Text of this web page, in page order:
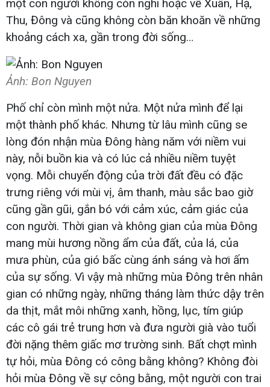
một con người không còn nghi hoặc về Xuân, Hạ,
Thu, Đông và cũng không còn băn khoăn về những
khoảng cách xa, gần trong đời sống…
Ảnh: Bon Nguyen
Phố chỉ còn mình một nửa. Một nửa mình để lại
một thành phố khác. Nhưng từ lâu mình cũng se
lòng đón nhận mùa Đông hàng năm với niềm vui
này, nỗi buồn kia và có lúc cả nhiều niềm tuyệt
vọng. Mỗi chuyển động của trời đất đều có đặc
trưng riêng với mùi vị, âm thanh, màu sắc bao giờ
cũng gần gũi, gắn bó với cảm xúc, cảm giác của
con người. Thời gian và không gian của mùa Đông
mang mùi hương nồng ẩm của đất, của lá, của
mưa phùn, của gió bấc cùng ánh sáng và hơi ấm
của sự sống. Vì vậy mà những mùa Đông trên nhân
gian có những ngày, những tháng làm thức dậy trên
da thịt, mắt môi những xanh, hồng, lục, tím giúp
các cô gái trẻ trung hơn và đưa người già vào tuổi
đời nặng thêm giấc mơ trường sinh. Bất chợt mình
tự hỏi, mùa Đông có công bằng không? Không đòi
hỏi mùa Đông về sự công bằng, một người con trai